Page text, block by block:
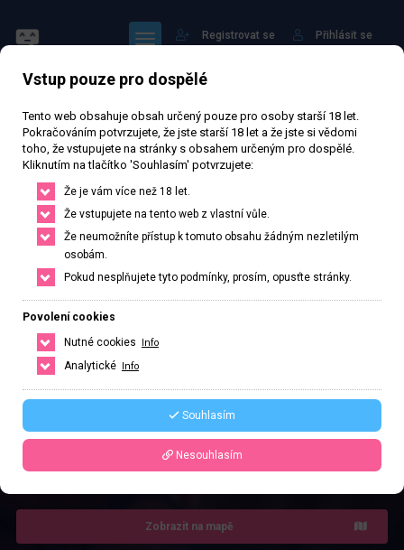
Přihlásit se
Registrovat se
Pamel od 8.8
43 641 zhlédnutí
let 171
Děčín, Ústecký kraj, Česká republika
Řekněte že voláte z webu www.privatzone.com
Zobrazit na mapě
Vstup pouze pro dospělé
Tento web obsahuje obsah určený pouze pro osoby starší 18 let.
Pokračováním potvrzujete, že jste starší 18 let a že jste si vědomi
toho, že vstupujete na stránky s obsahem určeným pro dospělé.
Kliknutím na tlačítko 'Souhlasím' potvrzujete:
Že je vám více než 18 let.
Že vstupujete na tento web z vlastní vůle.
Že neumožníte přístup k tomuto obsahu žádným nezletilým
osobám.
Pokud nesplňujete tyto podmínky, prosím, opusťte stránky.
Povolení cookies
Nutné cookies
Info
Analytické Info
Souhlasím
Nesouhlasím